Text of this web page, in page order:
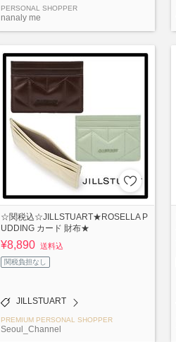
PERSONAL SHOPPER
nanaly me
☆関税込☆JILLSTUART★ROSELLA P
UDDING カード 財布★
¥8,890 送料込
関税負担なし
JILLSTUART
PREMIUM PERSONAL SHOPPER
Seoul_Channel